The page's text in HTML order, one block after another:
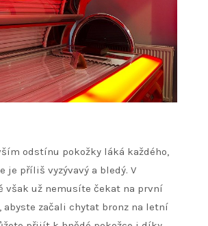
odstínu pokožky láká každého,
je příliš vyzývavý a bledý. V
však už nemusíte čekat na první
začali chytat bronz na letní